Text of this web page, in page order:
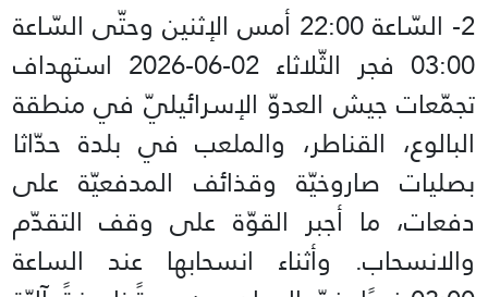
2- السّاعة 22:00 أمس الإثنين وحتّى السّاعة
03:00 فجر الثّلاثاء 02-06-2026 استهداف
تجمّعات جيش العدوّ الإسرائيليّ في منطقة
البالوع، القناطر، والملعب في بلدة حدّاثا
بصليات صاروخيّة وقذائف المدفعيّة على
دفعات، ما أجبر القوّة على وقف التقدّم
والانسحاب. وأثناء انسحابها عند الساعة